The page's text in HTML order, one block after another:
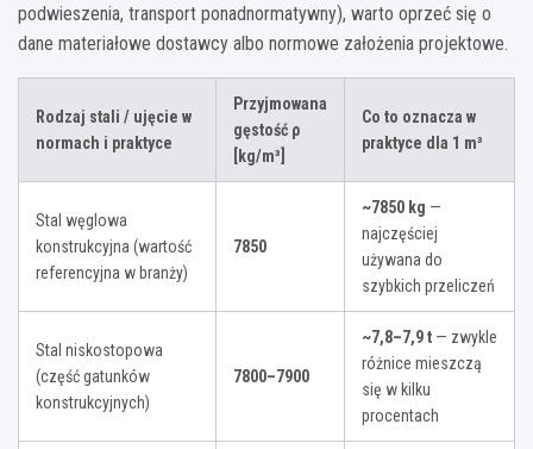
podwieszenia, transport ponadnormatywny), warto oprzeć się o
dane materiałowe dostawcy albo normowe założenia projektowe.
Rodzaj stali / ujęcie w
normach i praktyce
Przyjmowana
gęstość ρ
[kg/m³]
Co to oznacza w
praktyce dla 1 m³
Stal węglowa
konstrukcyjna (wartość
referencyjna w branży)
7850
~7850 kg —
najczęściej
używana do
szybkich przeliczeń
Stal niskostopowa
(część gatunków
konstrukcyjnych)
7800–7900
~7,8–7,9 t — zwykle
różnice mieszczą
się w kilku
procentach